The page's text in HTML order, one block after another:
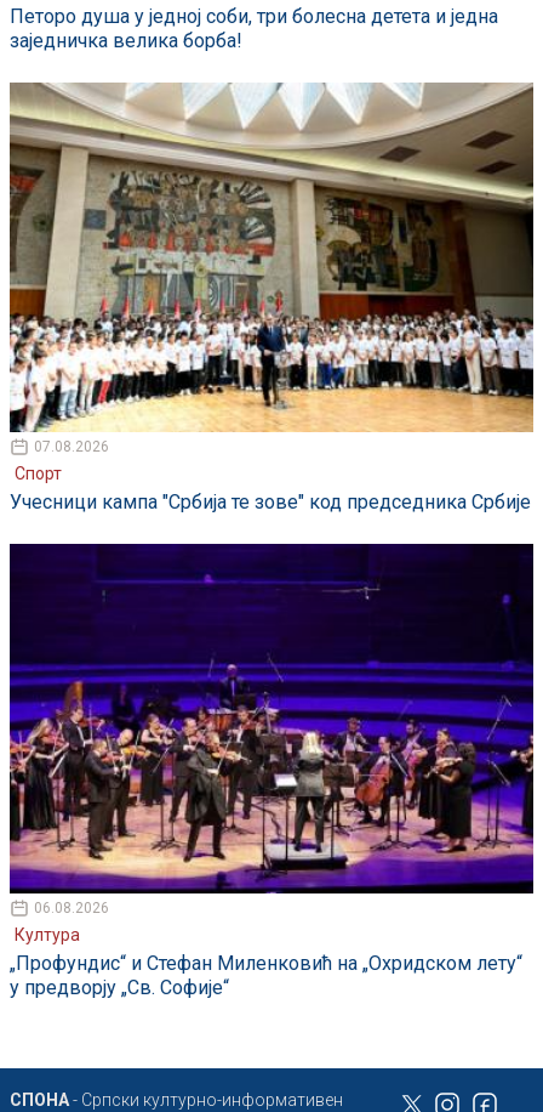
Петоро душа у једној соби, три болесна детета и једна
заједничка велика борба!
07.08.2026
Спорт
Учесници кампа "Србија те зове" код председника Србије
06.08.2026
Култура
„Профундис“ и Стефан Миленковић на „Охридском лету“
у предворју „Св. Софије“
СПОНА- Српски културно-информативен